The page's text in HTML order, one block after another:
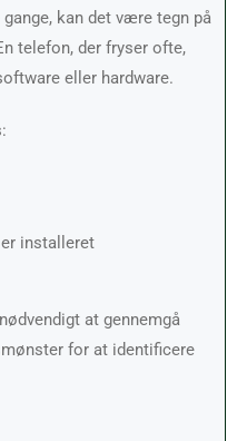
kan det være tegn på
telefon, der fryser ofte,
eller hardware.
installeret
at gennemgå
for at identificere